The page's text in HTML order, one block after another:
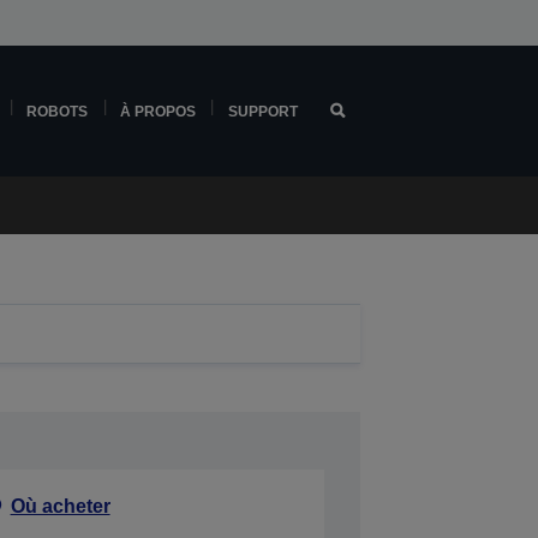
ROBOTS À PROPOS SUPPORT
Où acheter